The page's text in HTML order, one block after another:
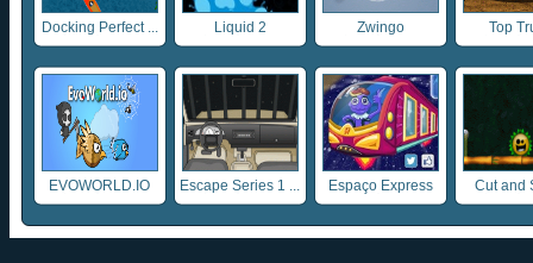
Docking Perfect ... Liquid 2 Zwingo Top
EVOWORLD.IO Escape Series 1 ... Espaço Express Cut and